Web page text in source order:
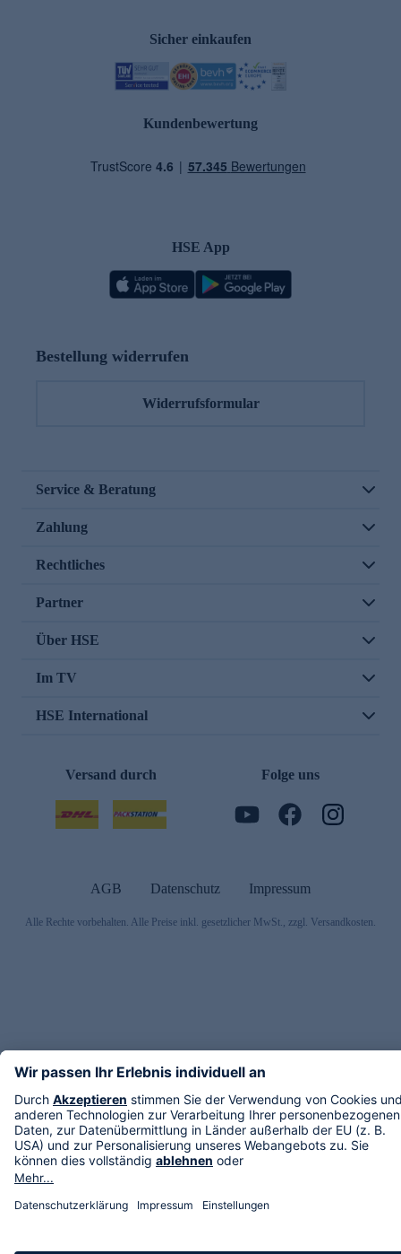
Sicher einkaufen
Kundenbewertung
HSE App
Bestellung widerrufen
Widerrufsformular
Service & Beratung
Zahlung
Rechtliches
Partner
Über HSE
Im TV
HSE International
Versand durch Folge uns
AGB Datenschutz Impressum
Alle Rechte vorbehalten. Alle Preise inkl. gesetzlicher MwSt., zzgl. Versandkosten.